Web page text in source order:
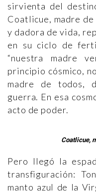
sirvienta del
Coatlicue, madre
y dadora de vida,
en su ciclo de
“nuestra madre
principio cósmico,
madre de todos,
guerra. En esa
acto de poder.
Coatlicue,
Pero llegó la
transfiguración:
manto azul de la